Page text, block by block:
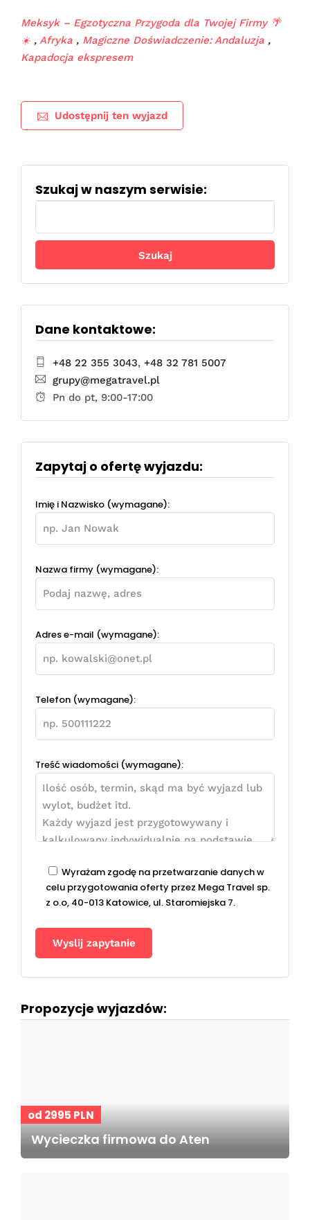
Meksyk – Egzotyczna Przygoda dla Twojej Firmy 🌴
☀️ , Afryka , Magiczne Doświadczenie: Andaluzja ,
Kapadocja ekspresem
Udostępnij ten wyjazd
Szukaj w naszym serwisie:
Szukaj:
Dane kontaktowe:
+48 22 355 3043, +48 32 781 5007
grupy@megatravel.pl
Pn do pt, 9:00-17:00
Zapytaj o ofertę wyjazdu:
Imię i Nazwisko (wymagane):
Nazwa firmy (wymagane):
Adres e-mail (wymagane):
Telefon (wymagane):
Treść wiadomości (wymagane):
Wyrażam zgodę na przetwarzanie danych w
celu przygotowania oferty przez Mega Travel sp.
z o.o, 40-013 Katowice, ul. Staromiejska 7.
Propozycje wyjazdów:
od 2995 PLN
Wycieczka firmowa do Aten